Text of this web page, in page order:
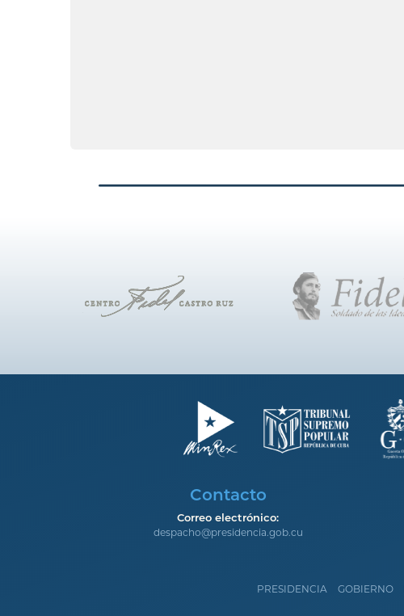
Contacto
Correo electrónico:
despacho@presidencia.gob.cu
PRESIDENCIA GOBIERNO